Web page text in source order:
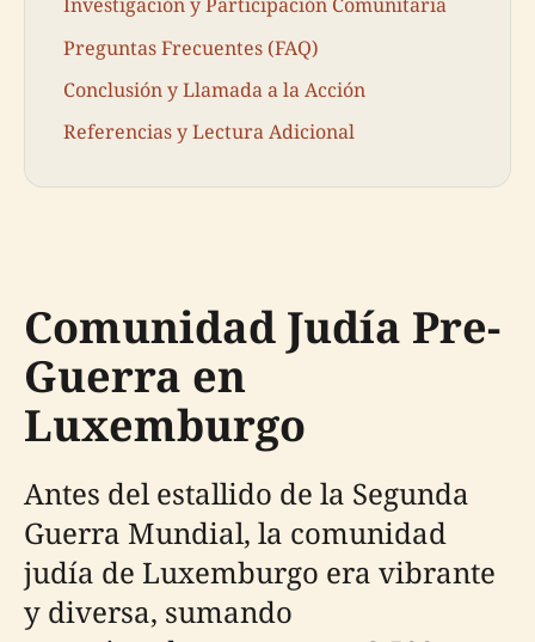
Preguntas Frecuentes (FAQ)
Conclusión y Llamada a la Acción
Referencias y Lectura Adicional
Comunidad Judía Pre-
Guerra en
Luxemburgo
Antes del estallido de la Segunda
Guerra Mundial, la comunidad
judía de Luxemburgo era vibrante
y diversa, sumando